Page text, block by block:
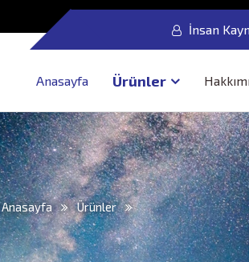
İnsan
Anasayfa Ürünler
Anasayfa Ürünler